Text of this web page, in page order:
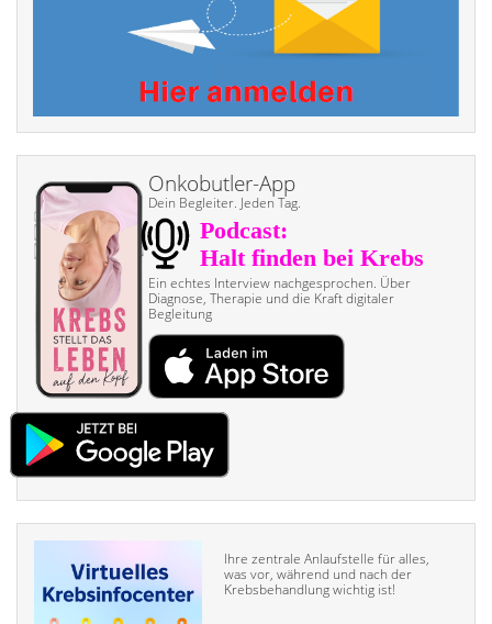
Onkobutler-App
Dein Begleiter. Jeden Tag.
Ein echtes Interview nach­gesprochen. Über
Diagnose, Therapie und die Kraft digitaler
Begleitung
Ihre zentrale Anlaufstelle für alles,
was vor, während und nach der
Krebsbehandlung wichtig ist!